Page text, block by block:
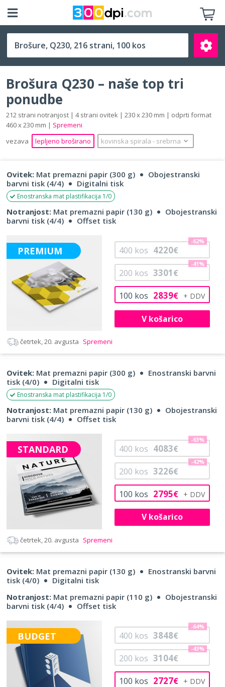
Q230 (230 x 230 mm)
Išči
Brošura Q230 – naše top tri
ponudbe
212 strani notranjost | 4 strani ovitek | 230 x 230 mm | odprti format
460 x 230 mm | Spremeni
vezava
lepljeno broširano kovinska spirala ‐ srebrna
Ovitek: Mat premazni papir (300 g)
Obojestranski
barvni tisk (4/4)
Digitalni tisk
Enostranska mat plastifikacija 1/0
Notranjost: Mat premazni papir (130 g)
Obojestranski
barvni tisk (4/4)
Offset tisk
PREMIUM
100 kos 2839€
200 kos 3301€
-41%
400 kos 4220€
-62%
V košarico
četrtek, 20. avgusta Spremeni
Ovitek: Mat premazni papir (300 g)
Enostranski barvni
tisk (4/0)
Digitalni tisk
Enostranska mat plastifikacija 1/0
Notranjost: Mat premazni papir (130 g)
Obojestranski
barvni tisk (4/4)
Offset tisk
STANDARD
100 kos 2795€
200 kos 3226€
-42%
400 kos 4083€
-63%
V košarico
četrtek, 20. avgusta Spremeni
Ovitek: Mat premazni papir (130 g)
Enostranski barvni
tisk (4/0)
Digitalni tisk
Notranjost: Mat premazni papir (110 g)
Obojestranski
barvni tisk (4/4)
Offset tisk
BUDGET
100 kos 2727€
200 kos 3104€
-43%
400 kos 3848€
-64%